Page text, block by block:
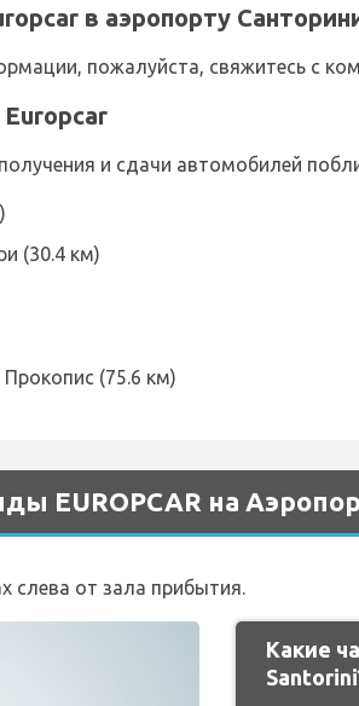
в аэропорту
пожалуйста, свяжитесь с
и сдачи автомобилей
(30.4 км)
(75.6 км)
EUROPCAR на
слева от зала прибытия.
Какие